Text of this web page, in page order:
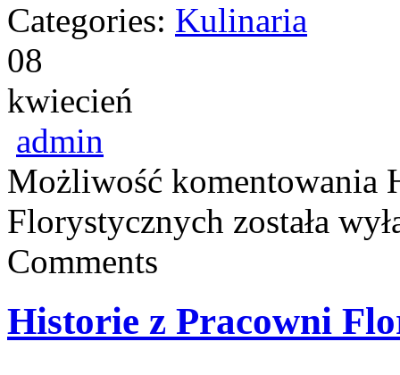
Categories: Kulinaria
08
kwiecień
admin
Możliwość komentowania
Florystycznych została
Comments
Historie z Pracowni